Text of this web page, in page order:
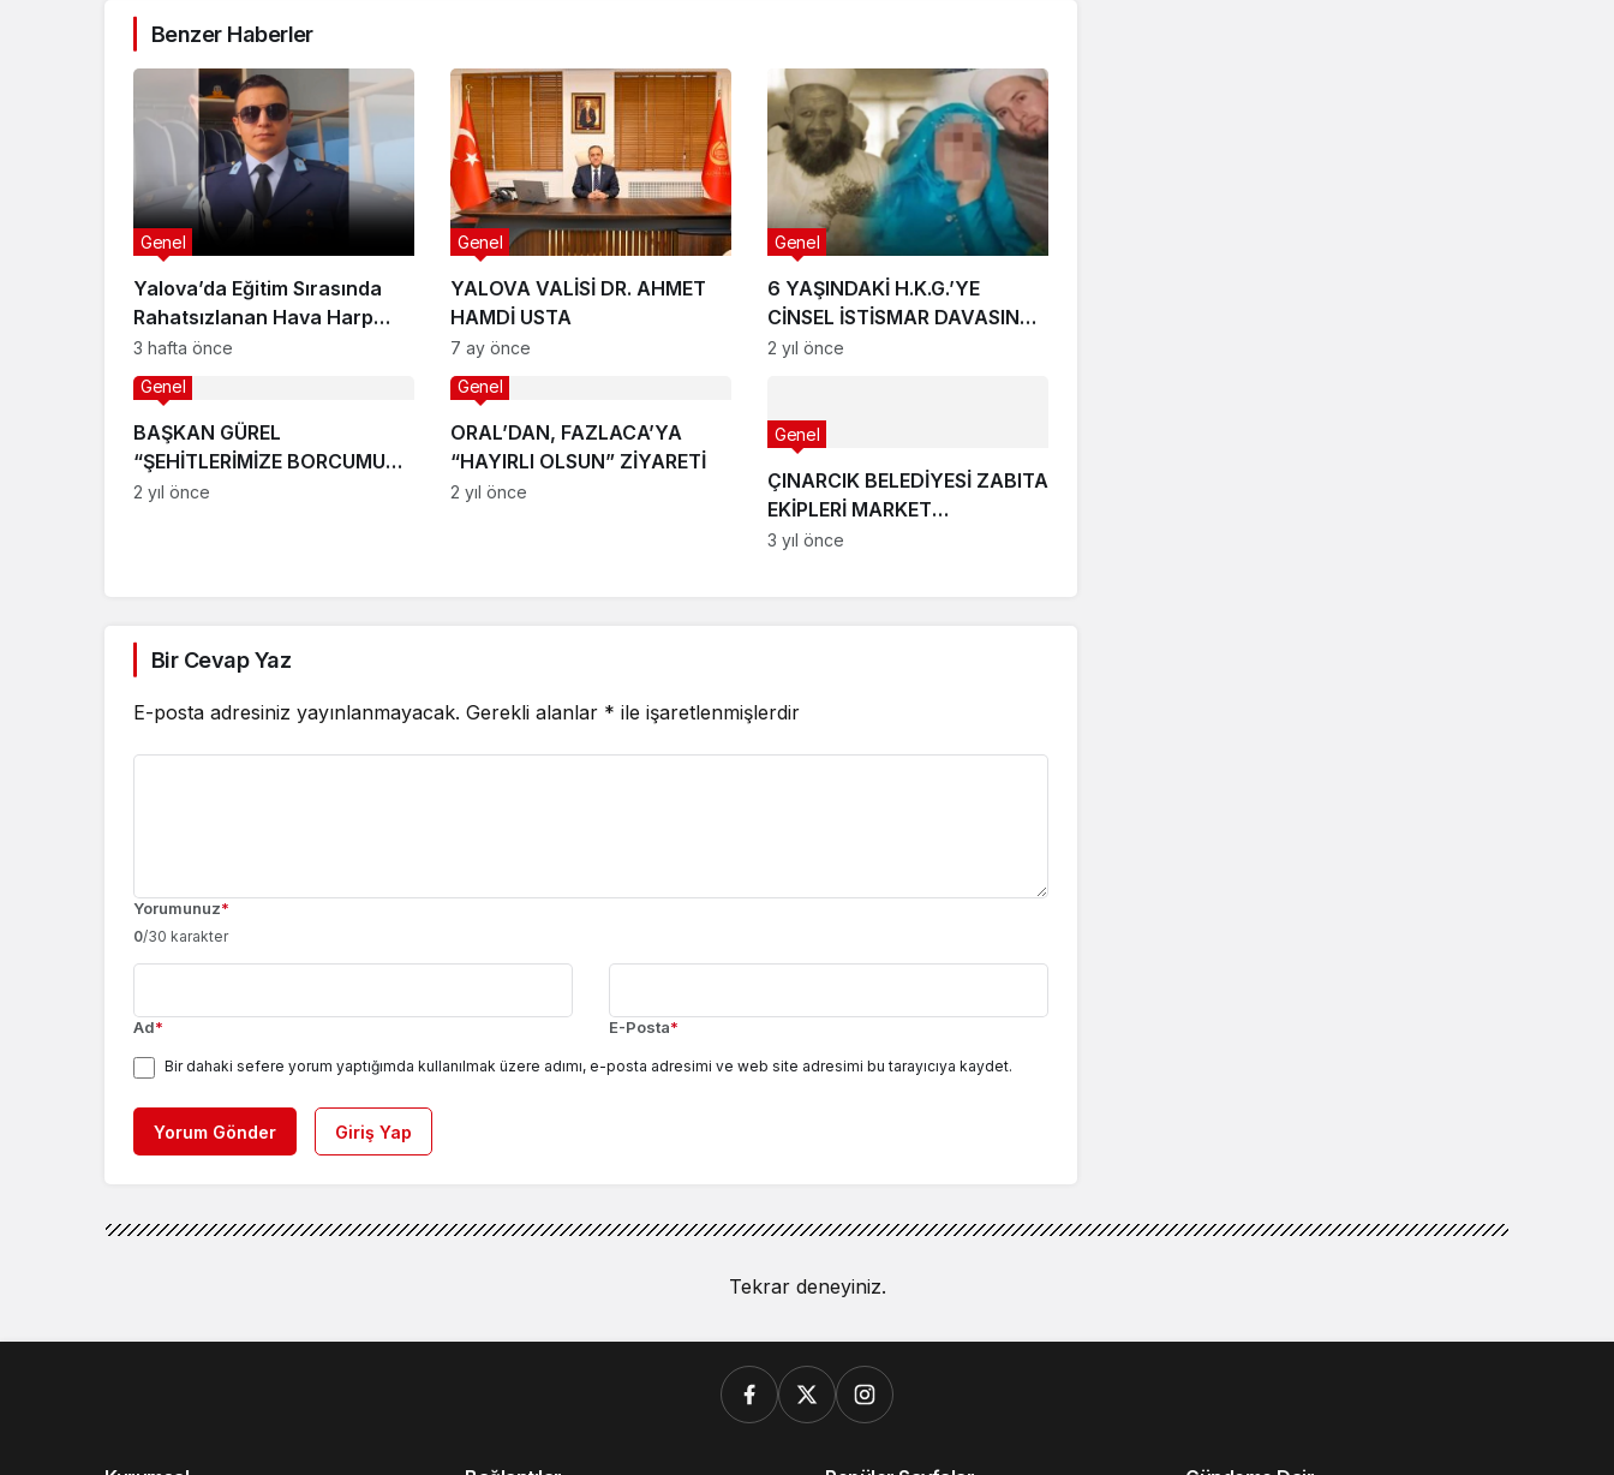
Benzer Haberler
Yalova’da Eğitim Sırasında
Rahatsızlanan Hava Harp
Okulu Öğrencisi Veli Bilgin
Şehit Oldu
Genel
3 hafta önce
YALOVA VALİSİ DR. AHMET
HAMDİ USTA
Genel
7 ay önce
6 YAŞINDAKİ H.K.G.’YE
CİNSEL İSTİSMAR DAVASINDA
KARAR AÇIKLANDI
Genel
2 yıl önce
BAŞKAN GÜREL
“ŞEHİTLERİMİZE BORCUMUZU
ÖDEYEMEYİZ”
Genel
2 yıl önce
ORAL’DAN, FAZLACA’YA
“HAYIRLI OLSUN” ZİYARETİ
Genel
2 yıl önce
ÇINARCIK BELEDİYESİ ZABITA
EKİPLERİ MARKET
DENETİMLERİNE DEVAM
Genel
3 yıl önce
Bir Cevap Yaz
E-posta adresiniz yayınlanmayacak. Gerekli alanlar * ile işaretlenmişlerdir
Yorumunuz*
0/30 karakter
Ad* E-Posta*
Bir dahaki sefere yorum yaptığımda kullanılmak üzere adımı, e-posta adresimi ve web site adresimi bu tarayıcıya kaydet.
Yorum Gönder Giriş Yap
Tekrar deneyiniz.